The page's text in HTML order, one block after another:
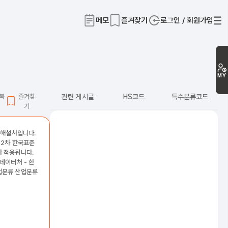
메모 즐겨찾기 로그인 / 회원가입
MY
즐겨찾
기
설서입니다.
차 한국표준
적용됩니다.
이터처 - 한
분류 산업분류
관련 게시글 HS코드 특수분류코드